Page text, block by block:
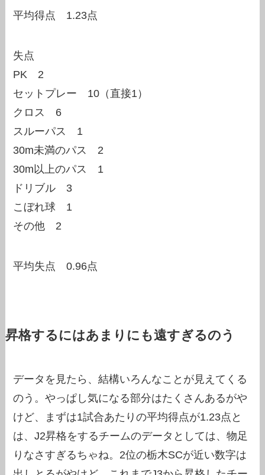
平均得点 1.23点
失点
PK 2
セットプレー 10（直接1）
クロス 6
スルーパス 1
30m未満のパス 2
30m以上のパス 1
ドリブル 3
こぼれ球 1
その他 2
平均失点 0.96点
昇格するにはあまりにも遠すぎるのう
データを見たら、結構いろんなことが見えてくる
のう。やっぱし気になる部分はたくさんあるがや
けど、まずは1試合あたりの平均得点が1.23点と
は、J2昇格をするチームのデータとしては、物足
りなさすぎるちゃね。2位の栃木SCが近い数字は